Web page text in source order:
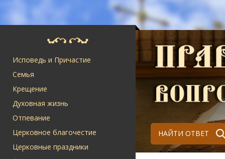
Исповедь и Причастие
Семья
Крещение
Духовная жизнь
Отпевание
Церковное благочестие
Церковные праздники
НАЙТИ ОТВЕТ